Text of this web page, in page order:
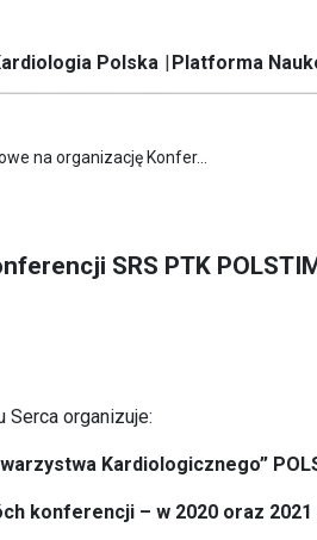
Polska Platforma
na organizację Konfer...
SRS PTK
Serca organizuje:
Kardiologicznego”
konferencji – w 2020 oraz 2021